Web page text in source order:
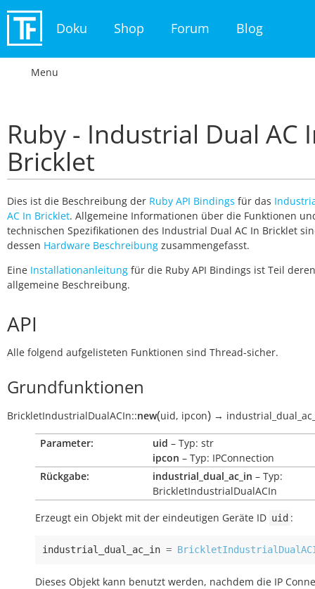
Doku Shop Forum Blog
Menu
Ruby - Industrial Dual AC
Bricklet
Dies ist die Beschreibung der Ruby API Bindings für das
AC In Bricklet. Allgemeine Informationen über die Funktionen
technischen Spezifikationen des Industrial Dual AC In Bricklet
dessen Hardware Beschreibung zusammengefasst.
Eine Installationanleitung für die Ruby API Bindings ist Teil deren
allgemeine Beschreibung.
API
Alle folgend aufgelisteten Funktionen sind Thread-sicher.
Grundfunktionen
BrickletIndustrialDualACIn::new(uid, ipcon) →
Parameter: uid – Typ: str
ipcon – Typ: IPConnection
Rückgabe:
industrial_dual_ac_in – Typ:
BrickletIndustrialDualACIn
Erzeugt ein Objekt mit der eindeutigen Geräte ID uid :
industrial_dual_ac_in =
Dieses Objekt kann benutzt werden, nachdem die IP